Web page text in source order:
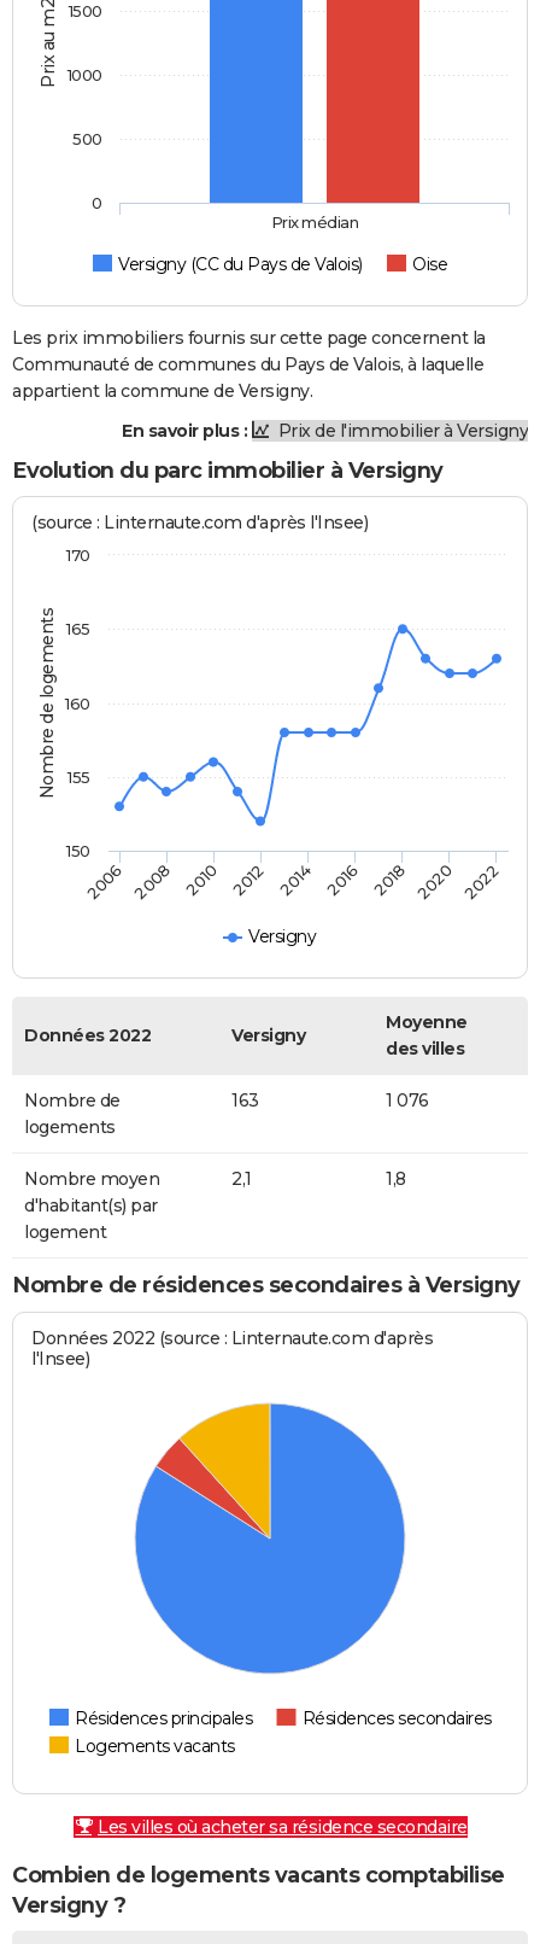
Prix au m2
Versigny (CC du Pays de Valois) Oise
Prix médian
0
500
1000
1500
Les prix immobiliers fournis sur cette page concernent la
Communauté de communes du Pays de Valois, à laquelle
appartient la commune de Versigny.
En savoir plus :
Prix de l'immobilier à Versigny
Evolution du parc immobilier à Versigny
Nombre de logements
(source : Linternaute.com d'après l'Insee)
Versigny
2006 2008 2010 2012 2014 2016 2018 2020 2022
150
155
160
165
170
Données 2022 Versigny
Moyenne
des villes
Nombre de
logements
163 1 076
Nombre moyen
d'habitant(s) par
logement
2,1 1,8
Nombre de résidences secondaires à Versigny
Données 2022 (source : Linternaute.com d'après
l'Insee)
Résidences principales
Résidences secondaires
Logements vacants
Les villes où acheter sa résidence secondaire
Combien de logements vacants comptabilise
Versigny ?